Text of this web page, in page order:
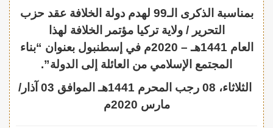
بمناسبة الذكرى الـ99 لهدم دولة الخلافة عقد حزب
التحرير / ولاية تركيا مؤتمر الخلافة لهذا
العام 1441هـ – 2020م في إسطنبول بعنوان “بناء
المجتمع الإسلامي من العائلة إلى الدولة”.
الثلاثاء، 08 رجب المحرم 1441هـ الموافق 03 آذار/
مارس 2020م